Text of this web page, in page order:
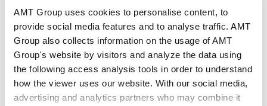
AMT Group uses cookies to personalise content, to
provide social media features and to analyse traffic. AMT
Group also collects information on the usage of AMT
Group's website by visitors and analyze the data using
the following access analysis tools in order to understand
how the viewer uses our website. With our social media,
advertising and analytics partners who may combine it
RELATED INSIGHTS
法务视野